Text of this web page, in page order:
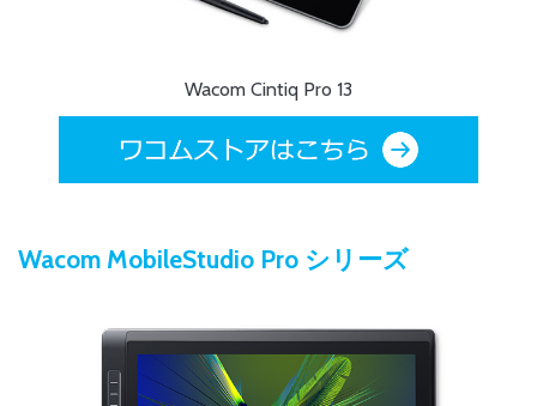
Wacom Cintiq Pro 13
Wacom MobileStudio Pro シリーズ